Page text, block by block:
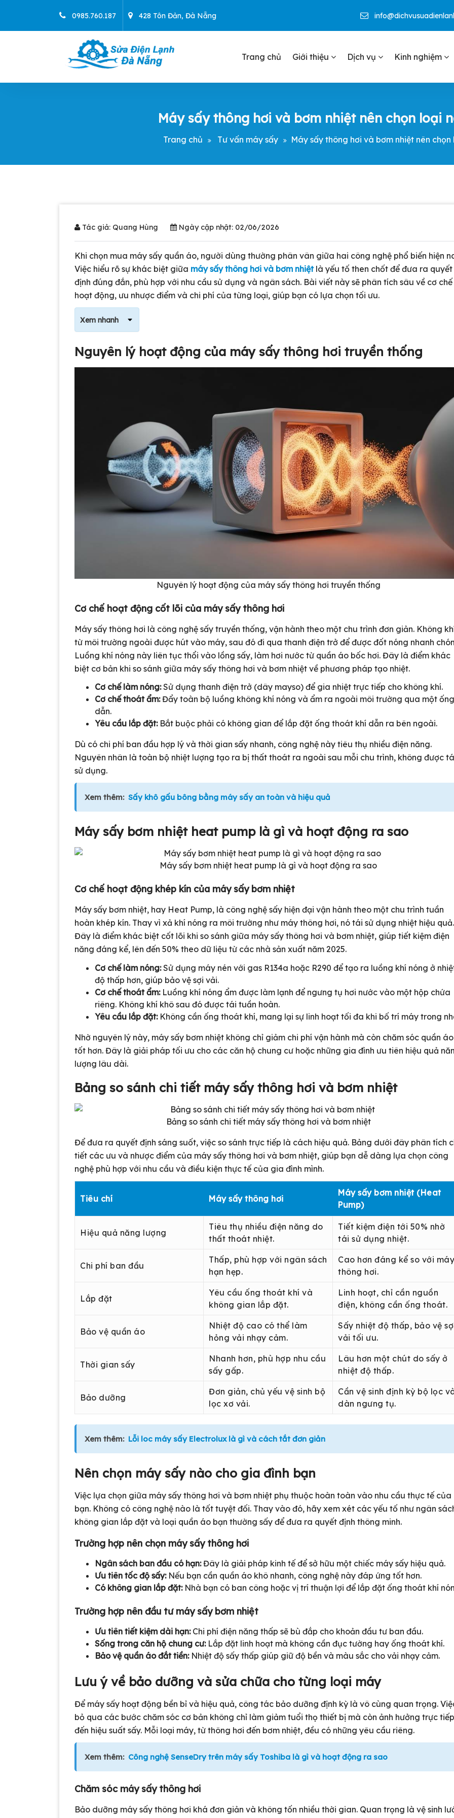
content
0985.760.187 428 Tôn Đản, Đà Nẵng
Trang chủ Giới thiệu Dịch vụ Kinh nghiệm
Máy sấy thông hơi và bơm nhiệt nên chọn loại
Trang chủ Tư vấn máy sấy Máy sấy thông hơi và bơm nhiệt nên
Tác giả: Quang Hùng Ngày cập nhật: 02/06/2026
Khi chọn mua máy sấy quần áo, người dùng thường phân vân giữa hai công nghệ phổ biến hiện
Việc hiểu rõ sự khác biệt giữa máy sấy thông hơi và bơm nhiệtlà yếu tố then chốt để đưa ra quyết
định đúng đắn, phù hợp với nhu cầu sử dụng và ngân sách. Bài viết này sẽ phân tích sâu về cơ chế
hoạt động, ưu nhược điểm và chi phí của từng loại, giúp bạn có lựa chọn tối ưu.
Xem nhanh
Nguyên lý hoạt động của máy sấy thông hơi truyền thống
Nguyên lý hoạt động của máy sấy thông hơi truyền thống
Cơ chế hoạt động cốt lõi của máy sấy thông hơi
Máy sấy thông hơi là công nghệ sấy truyền thống, vận hành theo một chu trình đơn giản. Không
từ môi trường ngoài được hút vào máy, sau đó đi qua thanh điện trở để được đốt nóng nhanh
Luồng khí nóng này liên tục thổi vào lồng sấy, làm hơi nước từ quần áo bốc hơi. Đây là điểm khác
biệt cơ bản khi so sánh giữa máy sấy thông hơi và bơm nhiệt về phương pháp tạo nhiệt.
Cơ chế làm nóng:Sử dụng thanh điện trở (dây mayso) để gia nhiệt trực tiếp cho không khí.
Cơ chế thoát ẩm:Đẩy toàn bộ luồng không khí nóng và ẩm ra ngoài môi trường qua một ống
dẫn.
Yêu cầu lắp đặt:Bắt buộc phải có không gian để lắp đặt ống thoát khí dẫn ra bên ngoài.
Dù có chi phí ban đầu hợp lý và thời gian sấy nhanh, công nghệ này tiêu thụ nhiều điện năng.
Nguyên nhân là toàn bộ nhiệt lượng tạo ra bị thất thoát ra ngoài sau mỗi chu trình, không được
sử dụng.
Xem thêm: Sấy khô gấu bông bằng máy sấy an toàn và hiệu quả
Máy sấy bơm nhiệt heat pump là gì và hoạt động ra sao
Máy sấy bơm nhiệt heat pump là gì và hoạt động ra sao
Cơ chế hoạt động khép kín của máy sấy bơm nhiệt
Máy sấy bơm nhiệt, hay Heat Pump, là công nghệ sấy hiện đại vận hành theo một chu trình tuần
hoàn khép kín. Thay vì xả khí nóng ra môi trường như máy thông hơi, nó tái sử dụng nhiệt hiệu quả.
Đây là điểm khác biệt cốt lõi khi so sánh giữa máy sấy thông hơi và bơm nhiệt, giúp tiết kiệm điện
năng đáng kể, lên đến 50% theo dữ liệu từ các nhà sản xuất năm 2025.
Cơ chế làm nóng:Sử dụng máy nén với gas R134a hoặc R290 để tạo ra luồng khí nóng ở
độ thấp hơn, giúp bảo vệ sợi vải.
Cơ chế thoát ẩm:Luồng khí nóng ẩm được làm lạnh để ngưng tụ hơi nước vào một hộp chứa
riêng. Không khí khô sau đó được tái tuần hoàn.
Yêu cầu lắp đặt:Không cần ống thoát khí, mang lại sự linh hoạt tối đa khi bố trí máy trong
Nhờ nguyên lý này, máy sấy bơm nhiệt không chỉ giảm chi phí vận hành mà còn chăm sóc quần áo
tốt hơn. Đây là giải pháp tối ưu cho các căn hộ chung cư hoặc những gia đình ưu tiên hiệu quả
lượng lâu dài.
Bảng so sánh chi tiết máy sấy thông hơi và bơm nhiệt
Bảng so sánh chi tiết máy sấy thông hơi và bơm nhiệt
Để đưa ra quyết định sáng suốt, việc so sánh trực tiếp là cách hiệu quả. Bảng dưới đây phân tích
tiết các ưu và nhược điểm của máy sấy thông hơi và bơm nhiệt, giúp bạn dễ dàng lựa chọn công
nghệ phù hợp với nhu cầu và điều kiện thực tế của gia đình mình.
Tiêu chí Máy sấy thông hơi
Máy sấy bơm nhiệt (Heat
Pump)
Hiệu quả năng lượng
Tiêu thụ nhiều điện năng do
thất thoát nhiệt.
Tiết kiệm điện tới 50% nhờ
tái sử dụng nhiệt.
Chi phí ban đầu
Thấp, phù hợp với ngân sách
hạn hẹp.
Cao hơn đáng kể so với máy
thông hơi.
Lắp đặt
Yêu cầu ống thoát khí và
không gian lắp đặt.
Linh hoạt, chỉ cần nguồn
điện, không cần ống thoát.
Bảo vệ quần áo
Nhiệt độ cao có thể làm
hỏng vải nhạy cảm.
Sấy nhiệt độ thấp, bảo vệ
vải tối ưu.
Thời gian sấy
Nhanh hơn, phù hợp nhu cầu
sấy gấp.
Lâu hơn một chút do sấy ở
nhiệt độ thấp.
Bảo dưỡng
Đơn giản, chủ yếu vệ sinh bộ
lọc xơ vải.
Cần vệ sinh định kỳ bộ lọc
dàn ngưng tụ.
Xem thêm: Lỗi loc máy sấy Electrolux là gì và cách tắt đơn giản
Nên chọn máy sấy nào cho gia đình bạn
Việc lựa chọn giữa máy sấy thông hơi và bơm nhiệt phụ thuộc hoàn toàn vào nhu cầu thực tế của
bạn. Không có công nghệ nào là tốt tuyệt đối. Thay vào đó, hãy xem xét các yếu tố như ngân
không gian lắp đặt và loại quần áo bạn thường sấy để đưa ra quyết định thông minh.
Trường hợp nên chọn máy sấy thông hơi
Ngân sách ban đầu có hạn:Đây là giải pháp kinh tế để sở hữu một chiếc máy sấy hiệu quả.
Ưu tiên tốc độ sấy:Nếu bạn cần quần áo khô nhanh, công nghệ này đáp ứng tốt hơn.
Có không gian lắp đặt:Nhà bạn có ban công hoặc vị trí thuận lợi để lắp đặt ống thoát khí
Trường hợp nên đầu tư máy sấy bơm nhiệt
Ưu tiên tiết kiệm dài hạn:Chi phí điện năng thấp sẽ bù đắp cho khoản đầu tư ban đầu.
Sống trong căn hộ chung cư:Lắp đặt linh hoạt mà không cần đục tường hay ống thoát khí.
Bảo vệ quần áo đắt tiền:Nhiệt độ sấy thấp giúp giữ độ bền và màu sắc cho vải nhạy cảm.
Lưu ý về bảo dưỡng và sửa chữa cho từng loại máy
Để máy sấy hoạt động bền bỉ và hiệu quả, công tác bảo dưỡng định kỳ là vô cùng quan trọng.
bỏ qua các bước chăm sóc cơ bản không chỉ làm giảm tuổi thọ thiết bị mà còn ảnh hưởng trực tiếp
đến hiệu suất sấy. Mỗi loại máy, từ thông hơi đến bơm nhiệt, đều có những yêu cầu riêng.
Xem thêm: Công nghệ SenseDry trên máy sấy Toshiba là gì và hoạt động ra sao
Chăm sóc máy sấy thông hơi
Bảo dưỡng máy sấy thông hơi khá đơn giản và không tốn nhiều thời gian. Quan trọng là vệ sinh